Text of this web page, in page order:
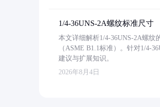
1/4-36UNS-2A螺纹标准尺寸
本文详细解析1/4-36UNS-2A螺
（ASME B1.1标准）。针对1/4-
建议与扩展知识。
2026年8月4日